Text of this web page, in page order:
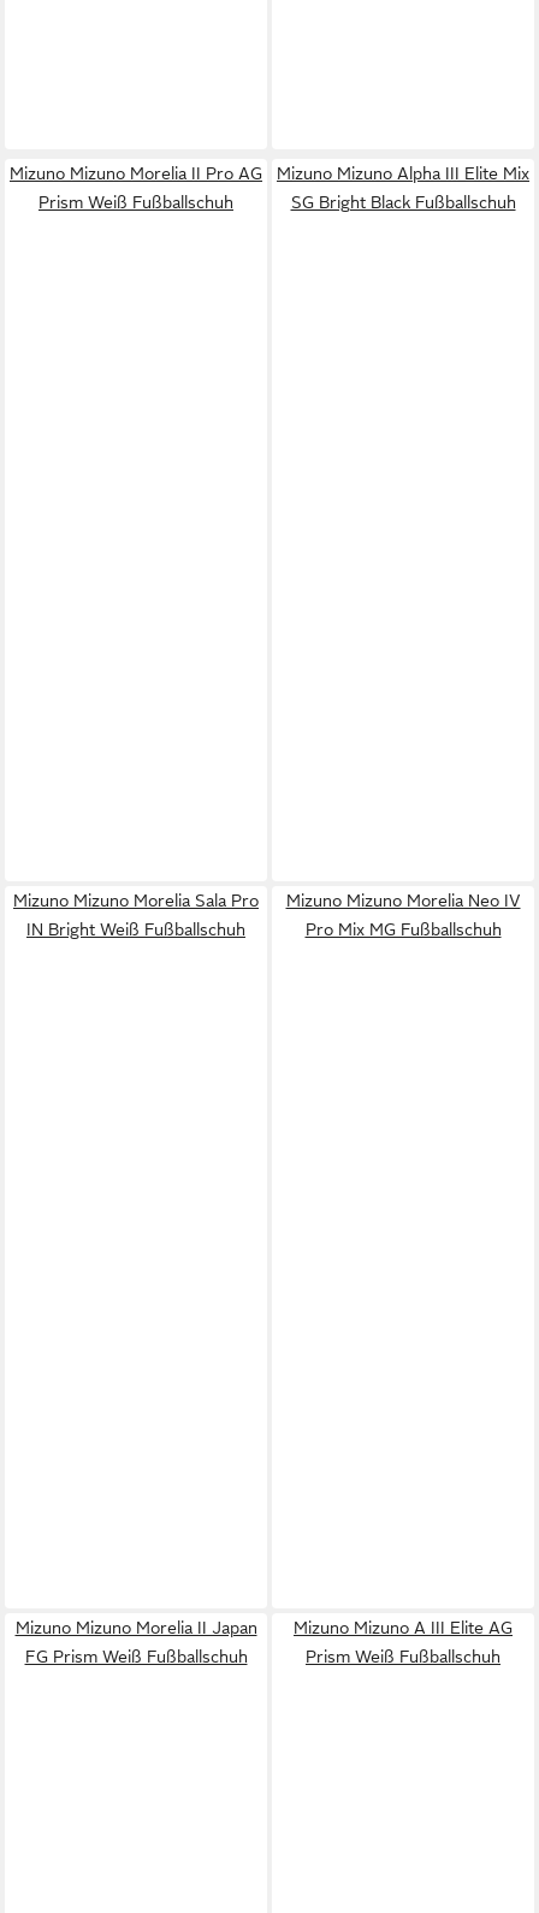
Mizuno Mizuno Morelia II Pro AG
Prism Weiß Fußballschuh
Mizuno Mizuno Alpha III Elite Mix
SG Bright Black Fußballschuh
Mizuno Mizuno Morelia Sala Pro
IN Bright Weiß Fußballschuh
Mizuno Mizuno Morelia Neo IV
Pro Mix MG Fußballschuh
Mizuno Mizuno Morelia II Japan
FG Prism Weiß Fußballschuh
Mizuno Mizuno A III Elite AG
Prism Weiß Fußballschuh